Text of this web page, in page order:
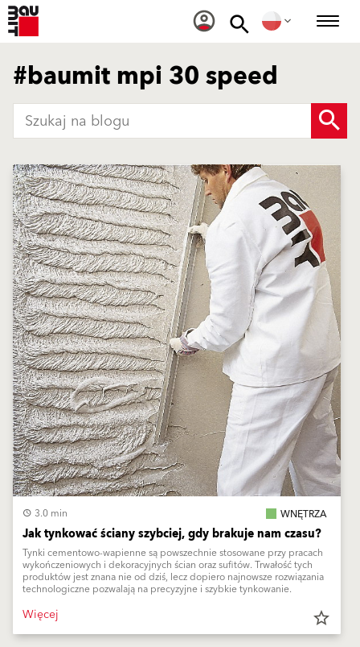
#baumit mpi 30 speed
3.0 min WNĘTRZA
Jak tynkować ściany szybciej, gdy brakuje nam czasu?
Tynki cementowo-wapienne są powszechnie stosowane przy pracach
wykończeniowych i dekoracyjnych ścian oraz sufitów. Trwałość tych
produktów jest znana nie od dziś, lecz dopiero najnowsze rozwiązania
technologiczne pozwalają na precyzyjne i szybkie tynkowanie.
Więcej star_border